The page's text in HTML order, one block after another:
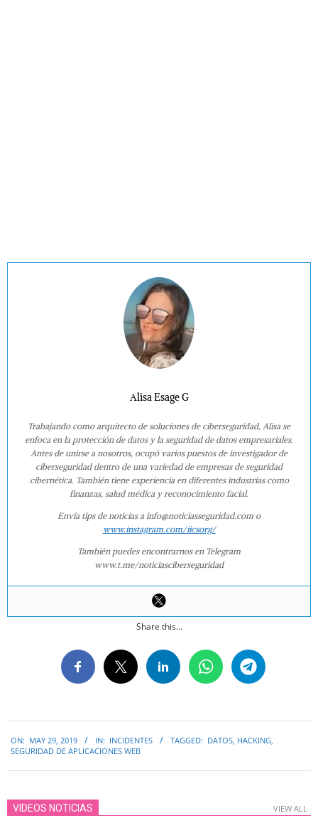
Alisa Esage G
Trabajando como arquitecto de soluciones de ciberseguridad, Alisa se
enfoca en la protección de datos y la seguridad de datos empresariales.
Antes de unirse a nosotros, ocupó varios puestos de investigador de
ciberseguridad dentro de una variedad de empresas de seguridad
cibernética. También tiene experiencia en diferentes industrias como
finanzas, salud médica y reconocimiento facial.
Envía tips de noticias a info@noticiasseguridad.com o
www.instagram.com/iicsorg/
También puedes encontrarnos en Telegram
www.t.me/noticiasciberseguridad
Share this...
05-
ON: MAY 29, 2019 IN: INCIDENTES TAGGED: DATOS, HACKING,
SEGURIDAD DE APLICACIONES WEB
VIDEOS NOTICIAS VIEW ALL